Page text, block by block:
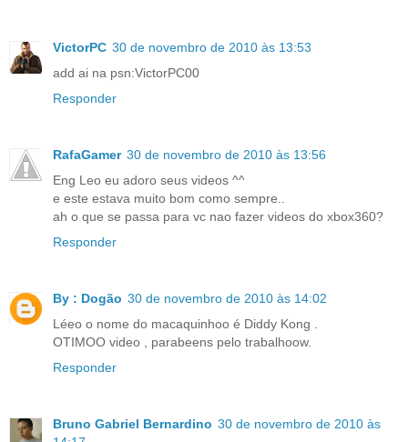
VictorPC 30 de novembro de 2010 às 13:53
add ai na psn:VictorPC00
Responder
RafaGamer 30 de novembro de 2010 às 13:56
Eng Leo eu adoro seus videos ^^
e este estava muito bom como sempre..
ah o que se passa para vc nao fazer videos do xbox360?
Responder
By : Dogão 30 de novembro de 2010 às 14:02
Léeo o nome do macaquinhoo é Diddy Kong .
OTIMOO video , parabeens pelo trabalhoow.
Responder
Bruno Gabriel Bernardino 30 de novembro de 2010 às